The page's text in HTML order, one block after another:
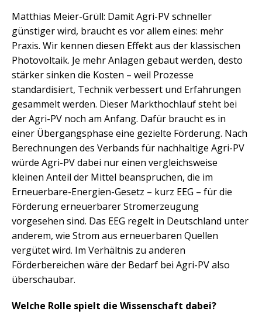
Matthias Meier-Grüll: Damit Agri-PV schneller
günstiger wird, braucht es vor allem eines: mehr
Praxis. Wir kennen diesen Effekt aus der klassischen
Photovoltaik. Je mehr Anlagen gebaut werden, desto
stärker sinken die Kosten – weil Prozesse
standardisiert, Technik verbessert und Erfahrungen
gesammelt werden. Dieser Markthochlauf steht bei
der Agri-PV noch am Anfang. Dafür braucht es in
einer Übergangsphase eine gezielte Förderung. Nach
Berechnungen des Verbands für nachhaltige Agri-PV
würde Agri-PV dabei nur einen vergleichsweise
kleinen Anteil der Mittel beanspruchen, die im
Erneuerbare-Energien-Gesetz – kurz EEG – für die
Förderung erneuerbarer Stromerzeugung
vorgesehen sind. Das EEG regelt in Deutschland unter
anderem, wie Strom aus erneuerbaren Quellen
vergütet wird. Im Verhältnis zu anderen
Förderbereichen wäre der Bedarf bei Agri-PV also
überschaubar.
Welche Rolle spielt die Wissenschaft dabei?